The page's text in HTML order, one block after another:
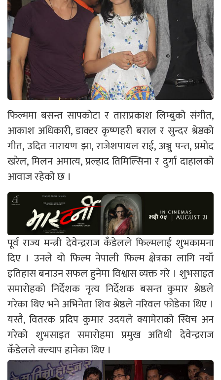
फिल्ममा बसन्त सापकोटा र ताराप्रकाश लिम्बुको संगीत,
आकाश अधिकारी, डाक्टर कृष्णहरी बराल र सुन्दर श्रेष्ठको
गीत, उदित नारायण झा, राजेशपायल राई, अञ्जु पन्त, प्रमोद
खरेल, मिलन अमात्य, प्रल्हाद तिमिल्सिना र दुर्गा दाहालको
आवाज रहेको छ ।
पूर्व राज्य मन्त्री देवेन्द्रराज कँडेलले फिल्मलाई शुभकामना
दिए । उनले यो फिल्म नेपाली फिल्म क्षेत्रका लागि नयाँ
इतिहास बनाउन सफल हुनेमा विश्वास व्यक्त गरे । शुभसाइत
समारोहको निर्देशक नृत्य निर्देशक बसन्त कुमार श्रेष्ठले
गरेका थिए भने अभिनेता शिव श्रेष्ठले नरिवल फोडेका थिए ।
यस्तै, वितरक प्रदिप कुमार उदयले क्यामेराको स्विच अन
गरेको शुभसाइत समारोहमा प्रमुख अतिथी देवेन्द्रराज
कँडेलले क्ल्याप हानेका थिए ।